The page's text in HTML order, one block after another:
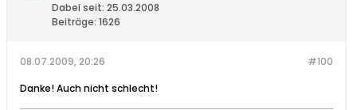
Dabei seit: 25.03.2008
Beiträge: 1626
#100
08.07.2009, 20:26
Danke! Auch nicht schlecht!